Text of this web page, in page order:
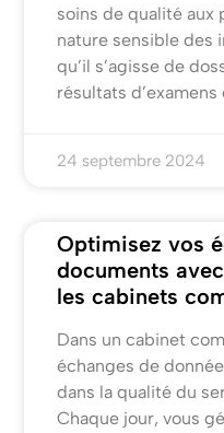
soins de qualité aux
nature sensible des
qu’il s’agisse de
résultats d’examens
24 septembre 2024
Optimisez vos
documents
les cabinets
Dans un cabinet
échanges de
dans la qualité du
Chaque jour, vous